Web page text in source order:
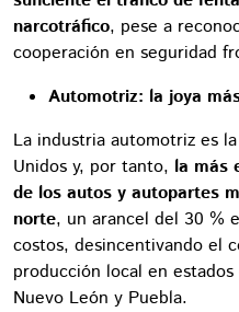
narcotráfico, pese a
cooperación en seguridad
Automotriz: la joya
La industria automotriz es
Unidos y, por tanto, la más
de los autos y autopartes
norte, un arancel del 30 %
costos, desincentivando el
producción local en
Nuevo León y Puebla.